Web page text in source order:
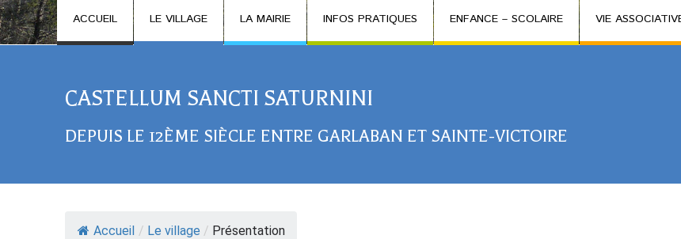
ACCUEIL LE VILLAGE LA MAIRIE INFOS PRATIQUES ENFANCE – SCOLAIRE VIE
CASTELLUM SANCTI SATURNINI
DEPUIS LE 12ÈME SIÈCLE ENTRE GARLABAN ET SAINTE-VICTOIRE
Accueil / Le village / Présentation